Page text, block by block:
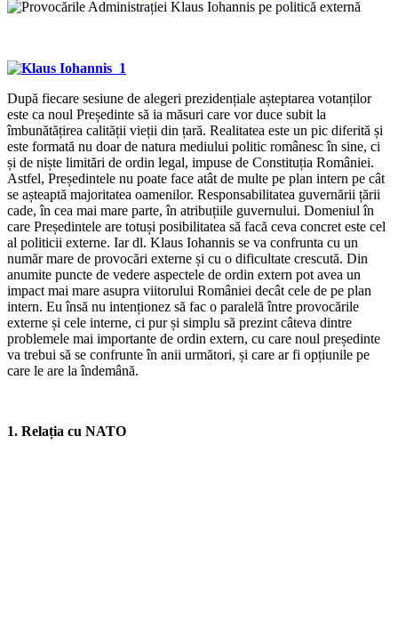
După fiecare sesiune de alegeri prezidențiale așteptarea votanților
este ca noul Președinte să ia măsuri care vor duce subit la
îmbunătățirea calității vieții din țară. Realitatea este un pic diferită și
este formată nu doar de natura mediului politic românesc în sine, ci
și de niște limitări de ordin legal, impuse de Constituția României.
Astfel, Președintele nu poate face atât de multe pe plan intern pe cât
se așteaptă majoritatea oamenilor. Responsabilitatea guvernării țării
cade, în cea mai mare parte, în atribuțiile guvernului. Domeniul în
care Președintele are totuși posibilitatea să facă ceva concret este cel
al politicii externe. Iar dl. Klaus Iohannis se va confrunta cu un
număr mare de provocări externe și cu o dificultate crescută. Din
anumite puncte de vedere aspectele de ordin extern pot avea un
impact mai mare asupra viitorului României decât cele de pe plan
intern. Eu însă nu intenționez să fac o paralelă între provocările
externe și cele interne, ci pur și simplu să prezint câteva dintre
problemele mai importante de ordin extern, cu care noul președinte
va trebui să se confrunte în anii următori, și care ar fi opțiunile pe
care le are la îndemână.
1. Relația cu NATO